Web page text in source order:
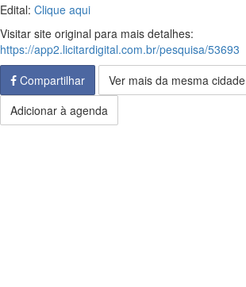
Edital: Clique aqui
Visitar site original para mais detalhes:
https://app2.licitardigital.com.br/pesquisa/53693
Compartilhar
Ver mais da mesma cidade
Adicionar à agenda